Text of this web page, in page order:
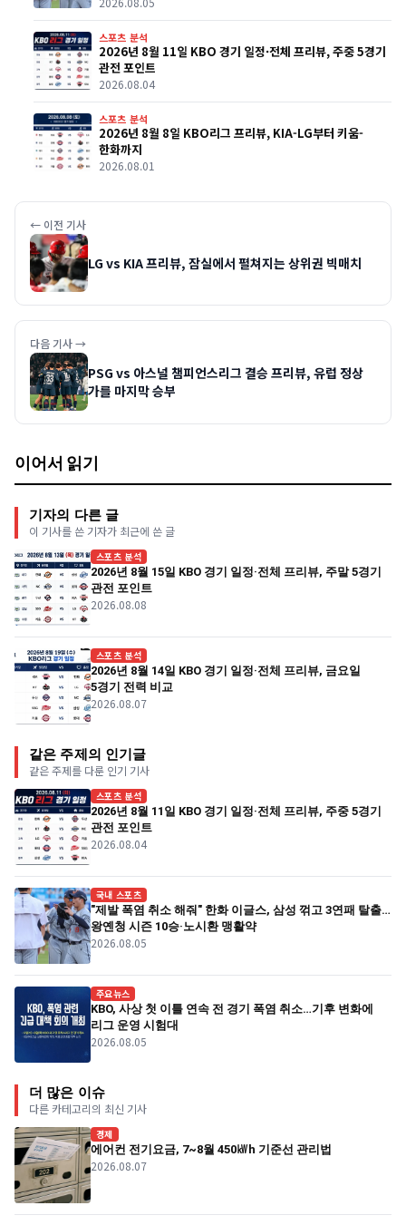
스포츠 분석
2026년 8월 11일 KBO 경기 일정·전체 프리뷰, 주중 5경기
관전 포인트
2026.08.04
스포츠 분석
2026년 8월 8일 KBO리그 프리뷰, KIA-LG부터 키움-
한화까지
2026.08.01
← 이전 기사
LG vs KIA 프리뷰, 잠실에서 펼쳐지는 상위권 빅매치
다음 기사 →
PSG vs 아스널 챔피언스리그 결승 프리뷰, 유럽 정상
가를 마지막 승부
이어서 읽기
기자의 다른 글
이 기사를 쓴 기자가 최근에 쓴 글
스포츠 분석
2026년 8월 15일 KBO 경기 일정·전체 프리뷰, 주말 5경기
관전 포인트
2026.08.08
스포츠 분석
2026년 8월 14일 KBO 경기 일정·전체 프리뷰, 금요일
5경기 전력 비교
2026.08.07
같은 주제의 인기글
같은 주제를 다룬 인기 기사
스포츠 분석
2026년 8월 11일 KBO 경기 일정·전체 프리뷰, 주중 5경기
관전 포인트
2026.08.04
국내 스포츠
"제발 폭염 취소 해줘" 한화 이글스, 삼성 꺾고 3연패 탈출…
왕옌청 시즌 10승·노시환 맹활약
2026.08.05
주요뉴스
KBO, 사상 첫 이틀 연속 전 경기 폭염 취소…기후 변화에
리그 운영 시험대
2026.08.05
더 많은 이슈
다른 카테고리의 최신 기사
경제
에어컨 전기요금, 7~8월 450㎾h 기준선 관리법
2026.08.07